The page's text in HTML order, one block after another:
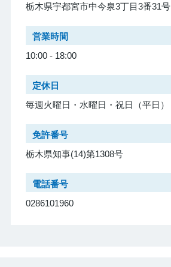
栃木県宇都宮市中今泉3丁目3番31号
営業時間
10:00 - 18:00
定休日
毎週火曜日・水曜日・祝日（平日）
免許番号
栃木県知事(14)第1308号
電話番号
0286101960